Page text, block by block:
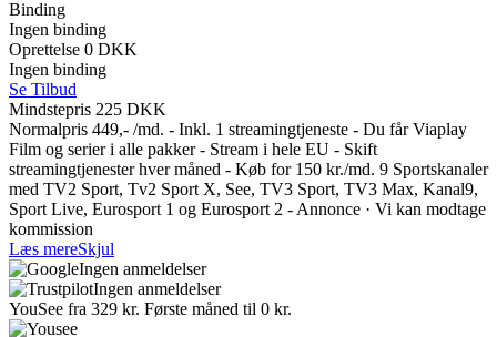
Binding
Ingen binding
Oprettelse 0 DKK
Ingen binding
Se Tilbud
Mindstepris 225 DKK
Normalpris 449,- /md. - Inkl. 1 streamingtjeneste - Du får Viaplay
Film og serier i alle pakker - Stream i hele EU - Skift
streamingtjenester hver måned - Køb for 150 kr./md. 9 Sportskanaler
med TV2 Sport, Tv2 Sport X, See, TV3 Sport, TV3 Max, Kanal9,
Sport Live, Eurosport 1 og Eurosport 2 - Annonce · Vi kan modtage
kommission
Læs mereSkjul
Ingen anmeldelser
Ingen anmeldelser
YouSee fra 329 kr. Første måned til 0 kr.